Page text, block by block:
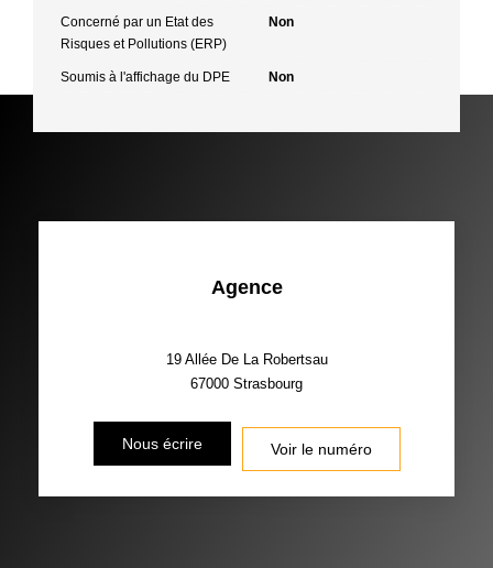
Concerné par un Etat des
Risques et Pollutions (ERP)
Non
Soumis à l'affichage du DPE Non
Agence
19 Allée De La Robertsau
67000 Strasbourg
Nous écrire Voir le numéro